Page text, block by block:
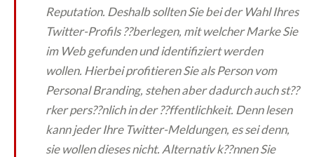
Reputation. Deshalb sollten Sie bei der Wahl Ihres
Twitter-Profils ??berlegen, mit welcher Marke Sie
im Web gefunden und identifiziert werden
wollen. Hierbei profitieren Sie als Person vom
Personal Branding, stehen aber dadurch auch st??
rker pers??nlich in der ??ffentlichkeit. Denn lesen
kann jeder Ihre Twitter-Meldungen, es sei denn,
sie wollen dieses nicht. Alternativ k??nnen Sie